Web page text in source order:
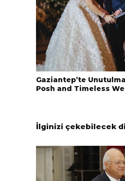
Gaziantep’te
Posh and Timeless
İlginizi çekebilecek